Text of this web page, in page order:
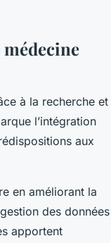
à la recherche et
l’intégration
aux
en améliorant la
des données
apportent